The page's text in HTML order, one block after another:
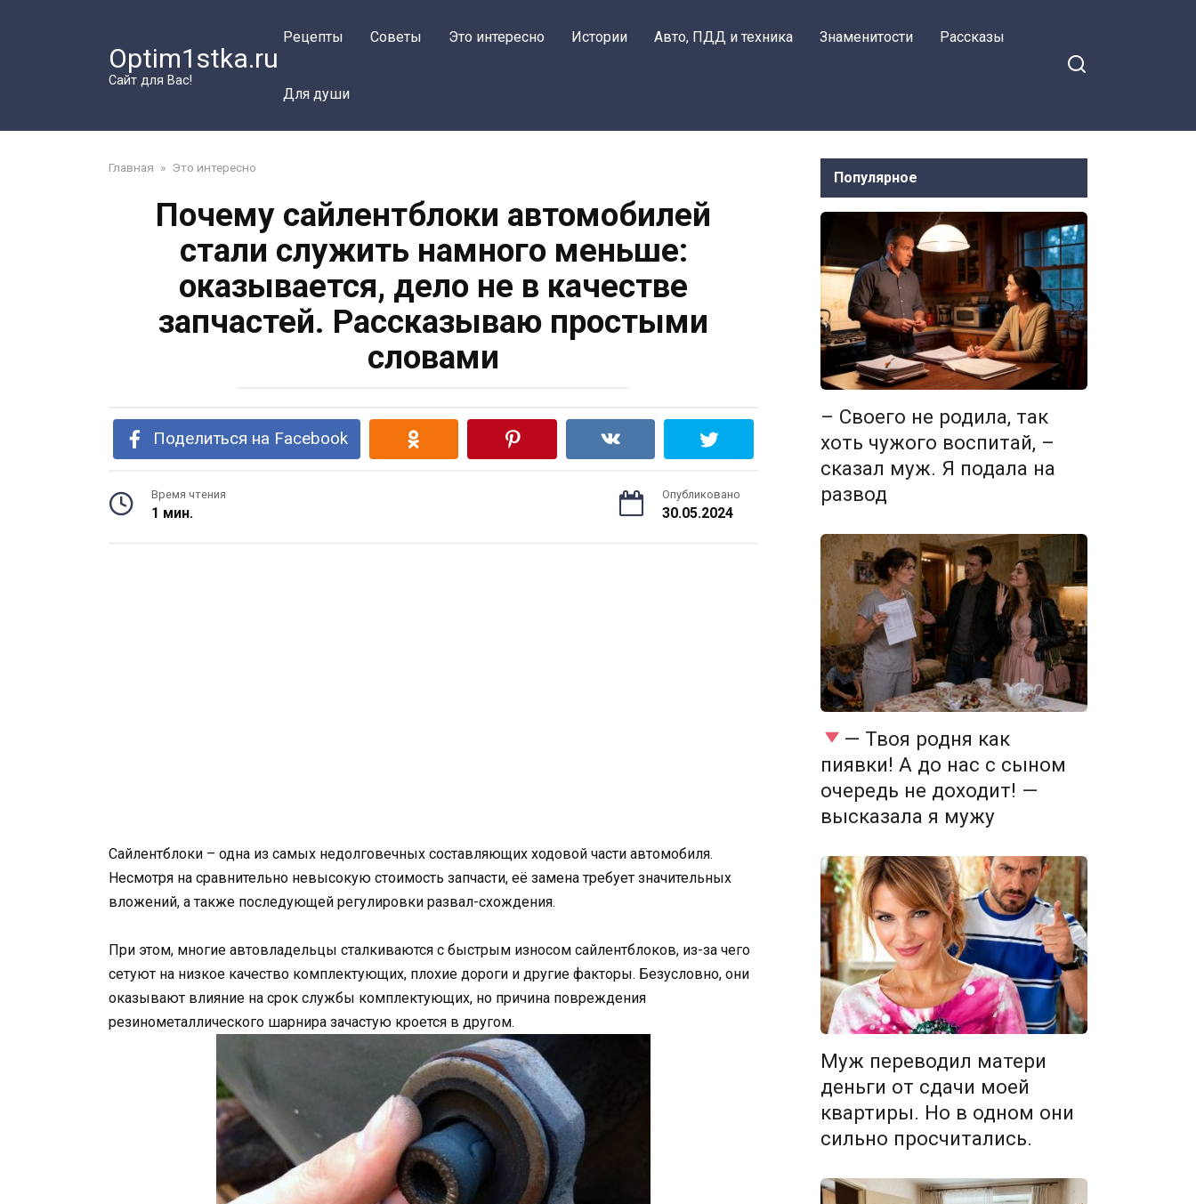
Optim1stka.ru
Сайт для Вас!
Рецепты Советы Это интересно Истории Авто, ПДД и техника Знаменитости Рассказы
Для души
Главная » Это интересно
Почему сайлентблоки автомобилей
стали служить намного меньше:
оказывается, дело не в качестве
запчастей. Рассказываю простыми
словами
Поделиться на Facebook
Время чтения
1 мин.
Опубликовано
30.05.2024
Сайлентблоки – одна из самых недолговечных составляющих ходовой части автомобиля.
Несмотря на сравнительно невысокую стоимость запчасти, её замена требует значительных
вложений, а также последующей регулировки развал-схождения.
При этом, многие автовладельцы сталкиваются с быстрым износом сайлентблоков, из-за чего
сетуют на низкое качество комплектующих, плохие дороги и другие факторы. Безусловно, они
оказывают влияние на срок службы комплектующих, но причина повреждения
резинометаллического шарнира зачастую кроется в другом.
Популярное
– Своего не родила, так
хоть чужого воспитай, –
сказал муж. Я подала на
развод
— Твоя родня как
пиявки! А до нас с сыном
очередь не доходит! —
высказала я мужу
Муж переводил матери
деньги от сдачи моей
квартиры. Но в одном они
сильно просчитались.
муж — без жены